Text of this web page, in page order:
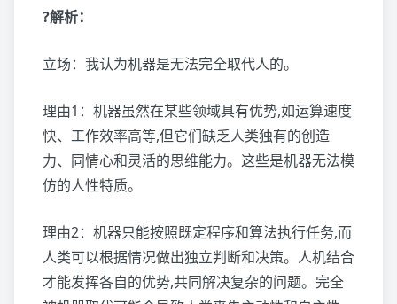
?解析：
立场：我认为机器是无法完全取代人的。
理由1：机器虽然在某些领域具有优势,如运算速度
快、工作效率高等,但它们缺乏人类独有的创造
力、同情心和灵活的思维能力。这些是机器无法模
仿的人性特质。
理由2：机器只能按照既定程序和算法执行任务,而
人类可以根据情况做出独立判断和决策。人机结合
才能发挥各自的优势,共同解决复杂的问题。完全